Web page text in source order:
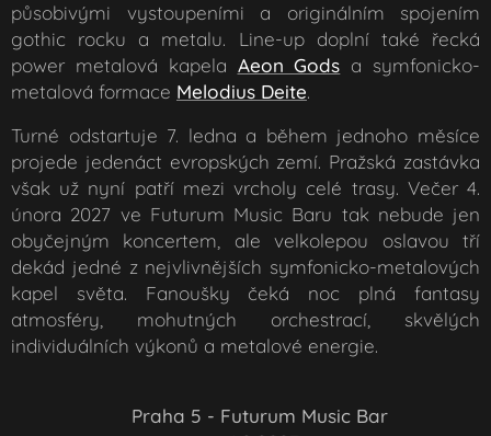
působivými vystoupeními a originálním spojením
gothic rocku a metalu. Line-up doplní také řecká
power metalová kapela Aeon Gods a symfonicko-
metalová formace Melodius Deite.
Turné odstartuje 7. ledna a během jednoho měsíce
projede jedenáct evropských zemí. Pražská zastávka
však už nyní patří mezi vrcholy celé trasy. Večer 4.
února 2027 ve Futurum Music Baru tak nebude jen
obyčejným koncertem, ale velkolepou oslavou tří
dekád jedné z nejvlivnějších symfonicko-metalových
kapel světa. Fanoušky čeká noc plná fantasy
atmosféry, mohutných orchestrací, skvělých
individuálních výkonů a metalové energie.
📍 Praha 5 - Futurum Music Bar